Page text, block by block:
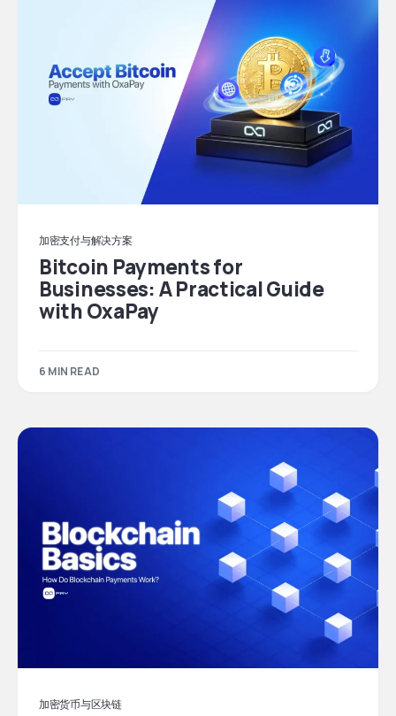
加密支付与解决方案
Bitcoin Payments for
Businesses: A Practical Guide
with OxaPay
6 MIN READ
加密货币与区块链